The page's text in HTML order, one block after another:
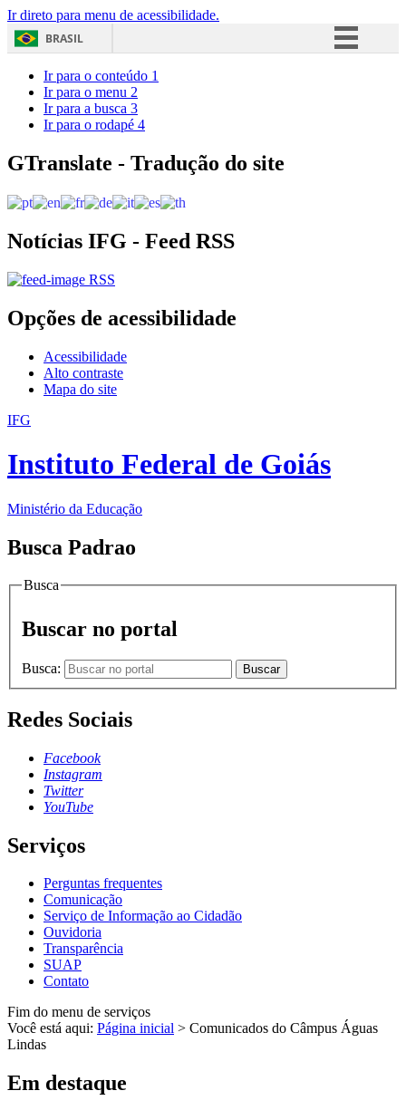
Ir direto para menu de acessibilidade.
BRASIL
Acesso à informação
Ir para o conteúdo 1
Ir para o menu 2
Ir para a busca 3
Ir para o rodapé 4
GTranslate - Tradução do site
Notícias IFG - Feed RSS
RSS
Opções de acessibilidade
Acessibilidade
Alto contraste
Mapa do site
IFG
Instituto Federal de Goiás
Ministério da Educação
Busca Padrao
Busca
Buscar no portal
Busca: Buscar
Redes Sociais
Facebook
Instagram
Twitter
YouTube
Serviços
Perguntas frequentes
Comunicação
Serviço de Informação ao Cidadão
Ouvidoria
Transparência
SUAP
Contato
Fim do menu de serviços
Você está aqui: Página inicial > Comunicados do Câmpus Águas
Lindas
Em destaque